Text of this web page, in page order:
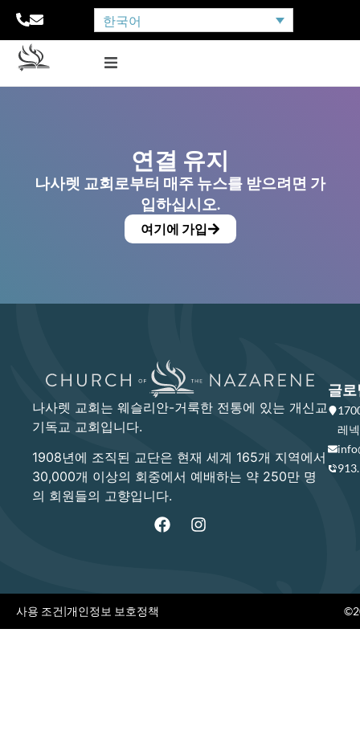
한국어
연결 유지
나사렛 교회로부터 매주 뉴스를 받으려면 가
입하십시오.
여기에 가입
나사렛 교회는 웨슬리안-거룩한 전통에 있는 개신교
기독교 교회입니다.
1908년에 조직된 교단은 현재 세계 165개 지역에서
30,000개 이상의 회중에서 예배하는 약 250만 명
의 회원들의 고향입니다.
글로
레
사용 조건|개인정보 보호정책